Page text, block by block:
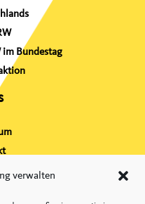
verwalten
im Bundestag